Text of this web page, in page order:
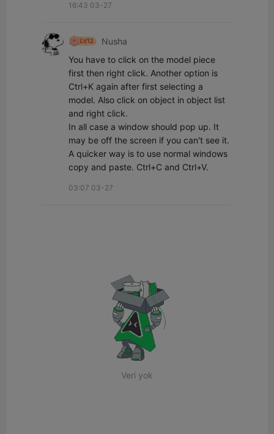
16:43 03-27
Nusha
You have to click on the model piece
first then right click. Another option is
Ctrl+K again after first selecting a
model. Also click on object in object list
and right click.
In all case a window should pop up. It
may be off the screen if you can't see it.
A quicker way is to use normal windows
copy and paste. Ctrl+C and Ctrl+V.
03:07 03-27
Veri yok